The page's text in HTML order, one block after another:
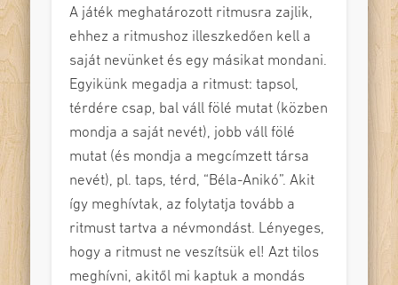
A játék meghatározott ritmusra zajlik,
ehhez a ritmushoz illeszkedően kell a
saját nevünket és egy másikat mondani.
Egyikünk megadja a ritmust: tapsol,
térdére csap, bal váll fölé mutat (közben
mondja a saját nevét), jobb váll fölé
mutat (és mondja a megcímzett társa
nevét), pl. taps, térd, “Béla-Anikó”. Akit
így meghívtak, az folytatja tovább a
ritmust tartva a névmondást. Lényeges,
hogy a ritmust ne veszítsük el! Azt tilos
meghívni, akitől mi kaptuk a mondás